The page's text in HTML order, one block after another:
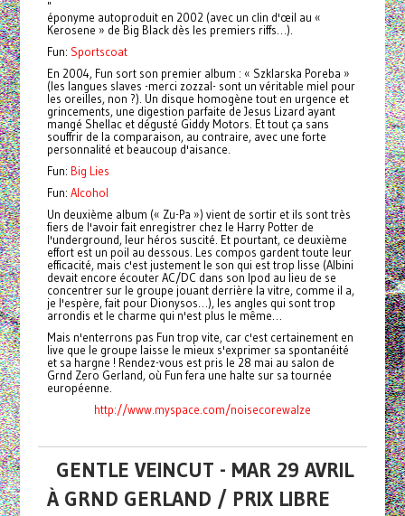
"
éponyme autoproduit en 2002 (avec un clin d'œil au «
Kerosene » de Big Black dès les premiers riffs…).
Fun: Sportscoat
En 2004, Fun sort son premier album : « Szklarska Poreba »
(les langues slaves -merci zozzal- sont un véritable miel pour
les oreilles, non ?). Un disque homogène tout en urgence et
grincements, une digestion parfaite de Jesus Lizard ayant
mangé Shellac et dégusté Giddy Motors. Et tout ça sans
souffrir de la comparaison, au contraire, avec une forte
personnalité et beaucoup d'aisance.
Fun: Big Lies
Fun: Alcohol
Un deuxième album (« Zu-Pa ») vient de sortir et ils sont très
fiers de l'avoir fait enregistrer chez le Harry Potter de
l'underground, leur héros suscité. Et pourtant, ce deuxième
effort est un poil au dessous. Les compos gardent toute leur
efficacité, mais c'est justement le son qui est trop lisse (Albini
devait encore écouter AC/DC dans son Ipod au lieu de se
concentrer sur le groupe jouant derrière la vitre, comme il a,
je l'espère, fait pour Dionysos…), les angles qui sont trop
arrondis et le charme qui n'est plus le même…
Mais n'enterrons pas Fun trop vite, car c'est certainement en
live que le groupe laisse le mieux s'exprimer sa spontanéité
et sa hargne ! Rendez-vous est pris le 28 mai au salon de
Grnd Zero Gerland, où Fun fera une halte sur sa tournée
européenne.
http://www.myspace.com/noisecorewalze
GENTLE VEINCUT - MAR 29 AVRIL
À GRND GERLAND / PRIX LIBRE